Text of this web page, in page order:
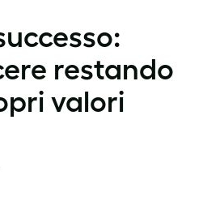
restando
valori